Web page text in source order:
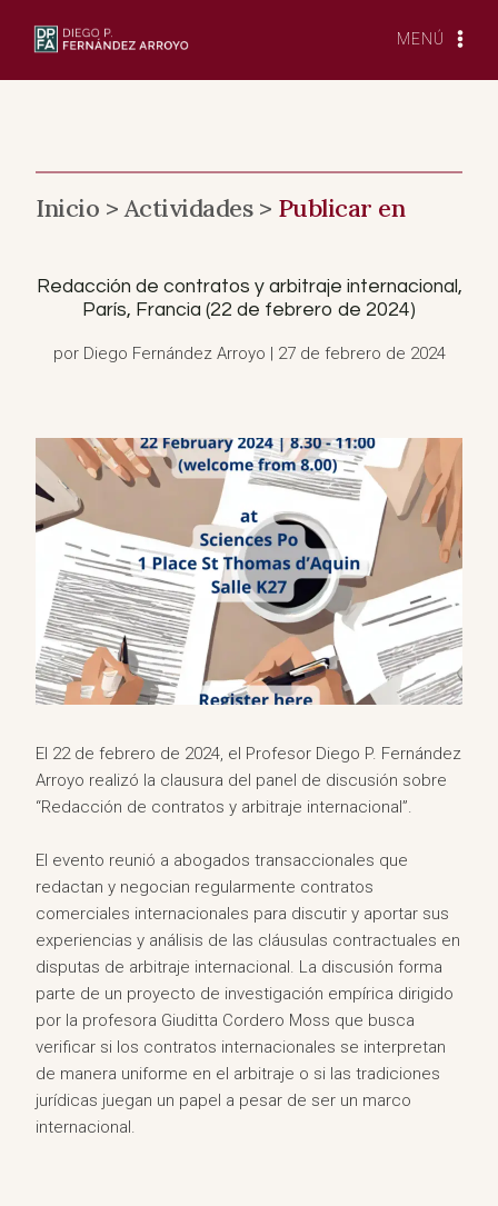
MENÚ
Inicio >Actividades > Publicar en
Redacción de contratos y arbitraje internacional,
París, Francia (22 de febrero de 2024)
por Diego Fernández Arroyo | 27 de febrero de 2024
El 22 de febrero de 2024, el Profesor Diego P. Fernández
Arroyo realizó la clausura del panel de discusión sobre
“Redacción de contratos y arbitraje internacional”.
El evento reunió a abogados transaccionales que
redactan y negocian regularmente contratos
comerciales internacionales para discutir y aportar sus
experiencias y análisis de las cláusulas contractuales en
disputas de arbitraje internacional. La discusión forma
parte de un proyecto de investigación empírica dirigido
por la profesora Giuditta Cordero Moss que busca
verificar si los contratos internacionales se interpretan
de manera uniforme en el arbitraje o si las tradiciones
jurídicas juegan un papel a pesar de ser un marco
internacional.